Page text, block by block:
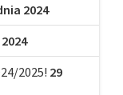
2024
2025! 29